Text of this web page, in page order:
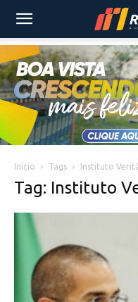
Início Tags Instituto
Tag: Instituto